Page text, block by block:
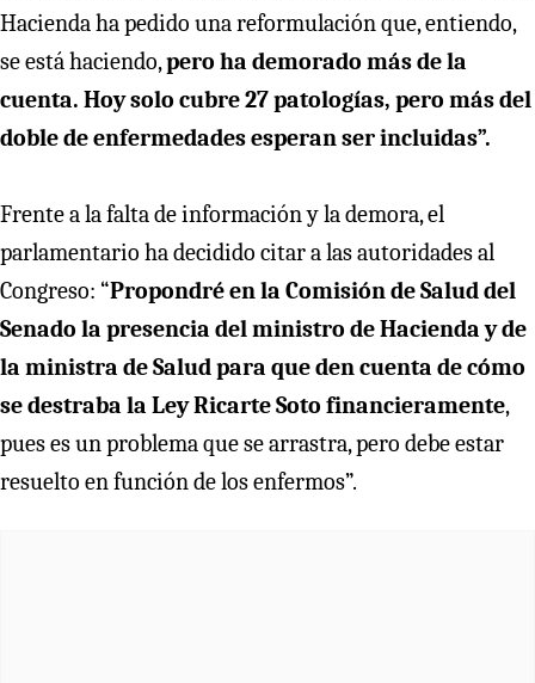
Hacienda ha pedido una reformulación que, entiendo,
se está haciendo,pero ha demorado más de la
cuenta. Hoy solo cubre 27 patologías, pero más del
doble de enfermedades esperan ser incluidas”.
Frente a la falta de información y la demora, el
parlamentario ha decidido citar a las autoridades al
Congreso: “Propondré en la Comisión de Salud del
Senado la presencia del ministro de Hacienda y de
la ministra de Salud para que den cuenta de cómo
se destraba la Ley Ricarte Soto financieramente,
pues es un problema que se arrastra, pero debe estar
resuelto en función de los enfermos”.